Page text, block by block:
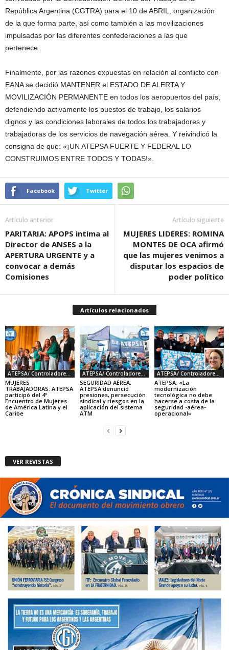
República Argentina (CGTRA) para el 10 de ABRIL, organización
de la que forma parte, así como también a las movilizaciones
impulsadas por las diferentes confederaciones a las que
pertenece.
Finalmente, por las razones expuestas en relación al conflicto con
EANA se decidió MANTENER el ESTADO DE ALERTA Y
MOVILIZACIÓN PERMANENTE en todos los aeropuertos del país,
defendiendo activamente los puestos de trabajo, los salarios
dignos y las condiciones laborales de todos los trabajadores y
trabajadoras de los servicios de navegación aérea. Y reivindicó la
consigna de que: «¡UN ATEPSA FUERTE Y FEDERAL LO
CONSTRUIMOS ENTRE TODOS Y TODAS!».
Facebook Twitter
Artículo anterior
PARITARIA: APOPS intima al
Director de ANSES a la
APERTURA URGENTE y a
convocar a demás
Comisiones
Artículo siguiente
MUJERES LIDERES: ROMINA
MONTES DE OCA afirmó
que las mujeres venimos a
disputar los espacios de
poder político
Artículos relacionados
ATEPSA/ Controladores Aéreos
MUJERES
TRABAJADORAS: ATEPSA
participó del 4º
Encuentro de Mujeres
de América Latina y el
Caribe
ATEPSA/ Controladores Aéreos
SEGURIDAD AÉREA:
ATEPSA denunció
presiones, persecución
sindical y riesgos en la
aplicación del sistema
ATM
ATEPSA/ Controladores Aéreos
ATEPSA: «La
modernización
tecnológica no debe
hacerse a costa de la
seguridad -aérea-
operacional»
VER REVISTAS